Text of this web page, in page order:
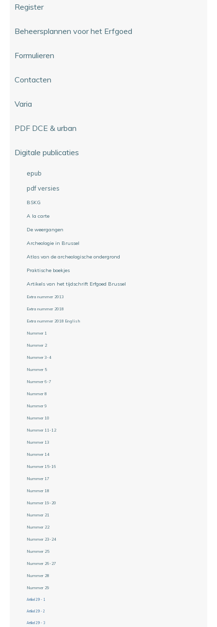
Register
Beheersplannen voor het Erfgoed
Formulieren
Contacten
Varia
PDF DCE & urban
Digitale publicaties
epub
pdf versies
BSKG
A la carte
De weergangen
Archeologie in Brussel
Atlas van de archeologische ondergrond
Praktische boekjes
Artikels van het tijdschrift Erfgoed Brussel
Extra nummer 2013
Extra nummer 2018
Extra nummer 2018 English
Nummer 1
Nummer 2
Nummer 3-4
Nummer 5
Nummer 6-7
Nummer 8
Nummer 9
Nummer 10
Nummer 11-12
Nummer 13
Nummer 14
Nummer 15-16
Nummer 17
Nummer 18
Nummer 19-20
Nummer 21
Nummer 22
Nummer 23-24
Nummer 25
Nummer 26-27
Nummer 28
Nummer 29
Artikel 29 - 1
Artikel 29 - 2
Artikel 29 - 3